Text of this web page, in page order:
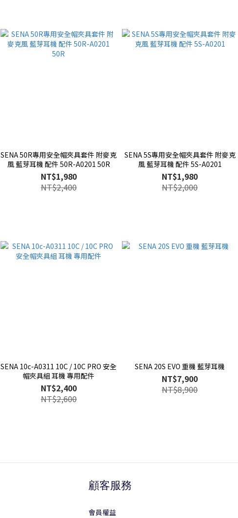
SENA 50R專用安全帽夾具套件 附麥克
風 藍芽耳機 配件 50R-A0201 50R
NT$1,980
NT$2,400
SENA 5S專用安全帽夾具套件 附麥克
風 藍芽耳機 配件 5S-A0201
NT$1,980
NT$2,000
SENA 10c-A0311 10C / 10C PRO 安全
帽夾具組 耳機 專用配件
NT$2,400
NT$2,600
SENA 20S EVO 重機 藍芽耳機
NT$7,900
NT$8,900
顧客服務
會員權益